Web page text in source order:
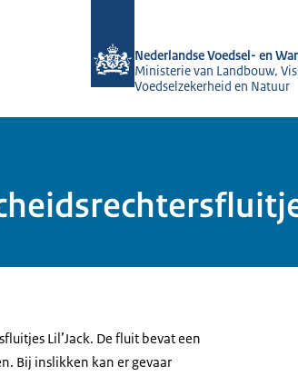
Nederlandse Voedsel- en
Ministerie van Landbouw,
Voedselzekerheid en Natuur
Lil’Jack. De fluit bevat een
Bij inslikken kan er gevaar